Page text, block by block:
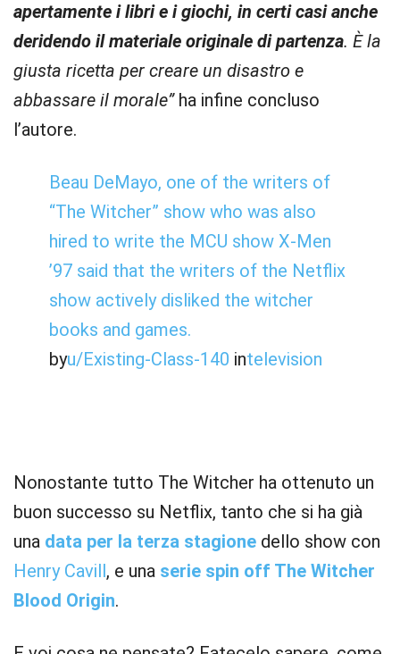
apertamente i libri e i giochi, in certi casi anche
deridendo il materiale originale di partenza. È la
giusta ricetta per creare un disastro e
abbassare il morale”ha infine concluso
l’autore.
Beau DeMayo, one of the writers of
“The Witcher” show who was also
hired to write the MCU show X-Men
’97 said that the writers of the Netflix
show actively disliked the witcher
books and games.
byu/Existing-Class-140 intelevision
Nonostante tutto The Witcher ha ottenuto un
buon successo su Netflix, tanto che si ha già
una data per la terza stagione dello show con
Henry Cavill, e una serie spin off The Witcher
Blood Origin.